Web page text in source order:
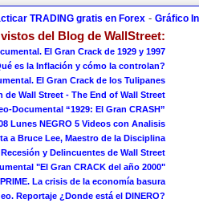
TRADING gratis en Forex - Gráfico
del Blog de WallStreet:
El Gran Crack de 1929 y 1997
es la Inflación y cómo la controlan?
El Gran Crack de los Tulipanes
de Wall Street - The End of Wall Street
Documental “1929: El Gran CRASH”
Lunes NEGRO 5 Videos con Analisis
a Bruce Lee, Maestro de la Disciplina
y Delincuentes de Wall Street
"El Gran CRACK del año 2000"
La crisis de la economía basura
Reportaje ¿Donde está el DINERO?